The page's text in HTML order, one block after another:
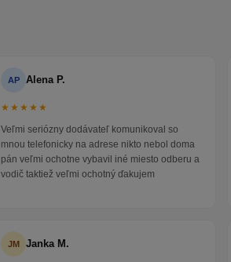
AP Alena P.
★★★★★
Veľmi seriózny dodávateľ komunikoval so
mnou telefonicky na adrese nikto nebol doma
pán veľmi ochotne vybavil iné miesto odberu a
vodič taktiež veľmi ochotný ďakujem
JM Janka M.